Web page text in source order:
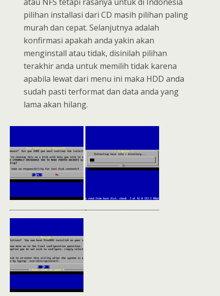
pilihan installasi dari CD masih pilihan paling
murah dan cepat. Selanjutnya adalah
konfirmasi apakah anda yakin akan
menginstall atau tidak, disinilah pilihan
terakhir anda untuk memilih tidak karena
apabila lewat dari menu ini maka HDD anda
sudah pasti terformat dan data anda yang
lama akan hilang.